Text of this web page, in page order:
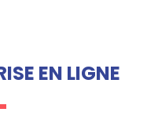
EN LIGNE